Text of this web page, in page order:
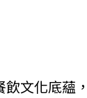
文化底蘊